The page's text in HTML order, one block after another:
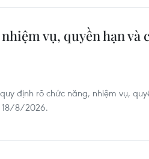
vụ, quyền hạn và
định rõ chức năng, nhiệm vụ,
18/8/2026.